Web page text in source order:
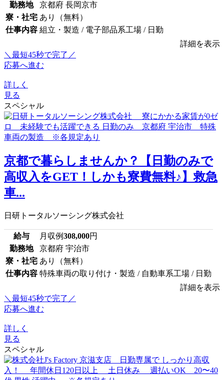
勤務地
京都府 長岡京市
寮・社宅 あり（無料）
仕事内容 組立・製造 / 電子部品系工場 / 日勤
詳細を表示
＼最短45秒で完了／
応募へ進む
詳しく
見る
スペシャル
京都で暮らしませんか？【日勤のみで
高収入をGET！しかも寮費無料♪】救急
車...
日研トータルソーシング株式会社
給与 月収例308,000円
勤務地
京都府 宇治市
寮・社宅 あり（無料）
仕事内容 特殊車両の取り付け・製造 / 自動車系工場 / 日勤
詳細を表示
＼最短45秒で完了／
応募へ進む
詳しく
見る
スペシャル